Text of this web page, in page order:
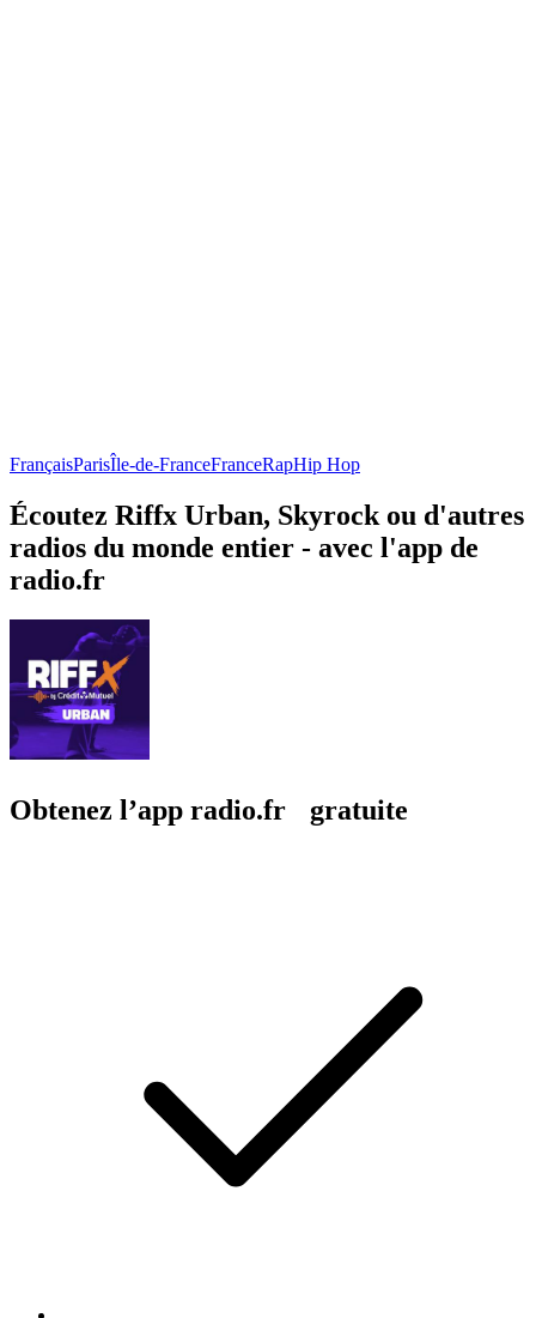
FrançaisParisÎle-de-FranceFranceRapHip Hop
Écoutez Riffx Urban, Skyrock ou d'autres
radios du monde entier - avec l'app de
radio.fr
Obtenez l’app radio.fr gratuite